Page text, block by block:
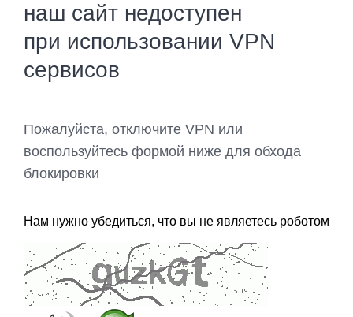
наш сайт недоступен
при использовании VPN
сервисов
Пожалуйста, отключите VPN или
воспользуйтесь формой ниже для обхода
блокировки
Нам нужно убедиться, что вы не являетесь роботом